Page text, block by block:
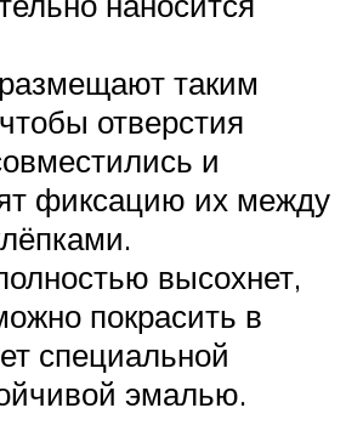
таким
отверстия
и
фиксацию их между
высохнет,
покрасить в
специальной
эмалью.